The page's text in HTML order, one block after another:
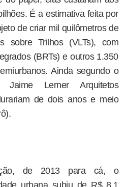
É a estimativa feita por
de criar mil quilômetros de
sobre Trilhos (VLTs), com
(BRTs) e outros 1.350
Ainda segundo o
Lerner Arquitetos
de dois anos e meio
de 2013 para cá, o
urbana subiu de R$ 8,1